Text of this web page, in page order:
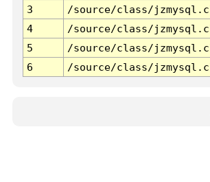
3
/source/class/
4
/source/class/
5
/source/class/
6
/source/class/